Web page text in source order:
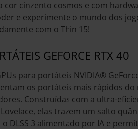
cor cinzento cosmos e com
e experimente o mundo dos
com o Thin 15!
GEFORCE RTX 40
para portáteis NVIDIA®
os portáteis mais rápidos do
Construídas com a ultra-
elas trazem um salto
o DLSS 3 alimentado por IA e